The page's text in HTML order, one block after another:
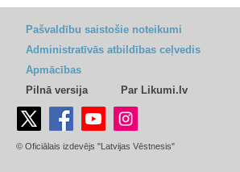
Pašvaldību saistošie noteikumi
Administratīvās atbildības ceļvedis
Apmācības
Pilnā versija
Par Likumi.lv
© Oficiālais izdevējs "Latvijas Vēstnesis"